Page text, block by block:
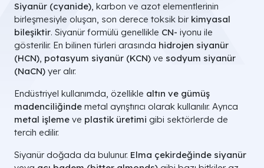
Siyanür (cyanide), karbon ve azot elementlerinin
birleşmesiyle oluşan, son derece toksik bir kimyasal
bileşiktir. Siyanür formülü genellikle CN- iyonu ile
gösterilir. En bilinen türleri arasında hidrojen siyanür
(HCN), potasyum siyanür (KCN) ve sodyum siyanür
(NaCN) yer alır.
Endüstriyel kullanımda, özellikle altın ve gümüş
madenciliğinde metal ayrıştırıcı olarak kullanılır. Ayrıca
metal işleme ve plastik üretimi gibi sektörlerde de
tercih edilir.
Siyanür doğada da bulunur. Elma çekirdeğinde siyanür